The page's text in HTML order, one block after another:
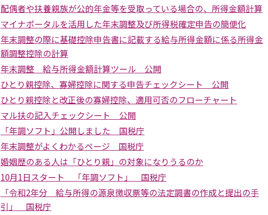
配偶者や扶養親族が公的年金等を受取っている場合の、所得金額計算
マイナポータルを活用した年末調整及び所得税確定申告の簡便化
年末調整の際に基礎控除申告書に記載する給与所得金額に係る所得金
額調整控除の計算
年末調整 給与所得金額計算ツール 公開
ひとり親控除、寡婦控除に関する申告チェックシート 公開
ひとり親控除と改正後の寡婦控除、適用可否のフローチャート
マル扶の記入チェックシート 公開
「年調ソフト」公開しました 国税庁
年末調整がよくわかるページ 国税庁
婚姻歴のある人は「ひとり親」の対象になりうるのか
10月1日スタート 「年調ソフト」 国税庁
「令和2年分 給与所得の源泉徴収票等の法定調書の作成と提出の手
引」 国税庁